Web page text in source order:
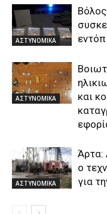
ΑΣΤΥΝΟΜΙΚΑ
ΑΣΤΥΝΟΜΙΚΑ
και
ΑΣΤΥΝΟΜΙΚΑ
Άρτα:
ο
για